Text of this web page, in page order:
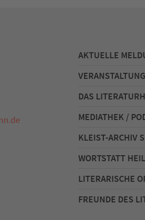
AKTUELLE
DAS
MEDIATHEK /
KLEIST-ARCHIV
WORTSTATT
LITERARISCHE
FREUNDE DES